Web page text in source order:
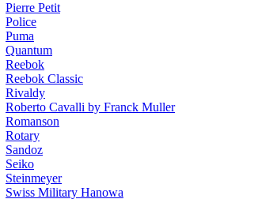
Pierre Petit
Police
Puma
Quantum
Reebok
Reebok Classic
Rivaldy
Roberto Cavalli by Franck Muller
Romanson
Rotary
Sandoz
Seiko
Steinmeyer
Swiss Military Hanowa